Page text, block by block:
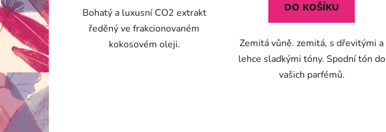
Bohatý a luxusní CO2 extrakt
ředěný ve frakcionovaném
kokosovém oleji.
DO KOŠÍKU
Zemitá vůně. zemitá, s dřevitými a
lehce sladkými tóny. Spodní tón do
vašich parfémů.